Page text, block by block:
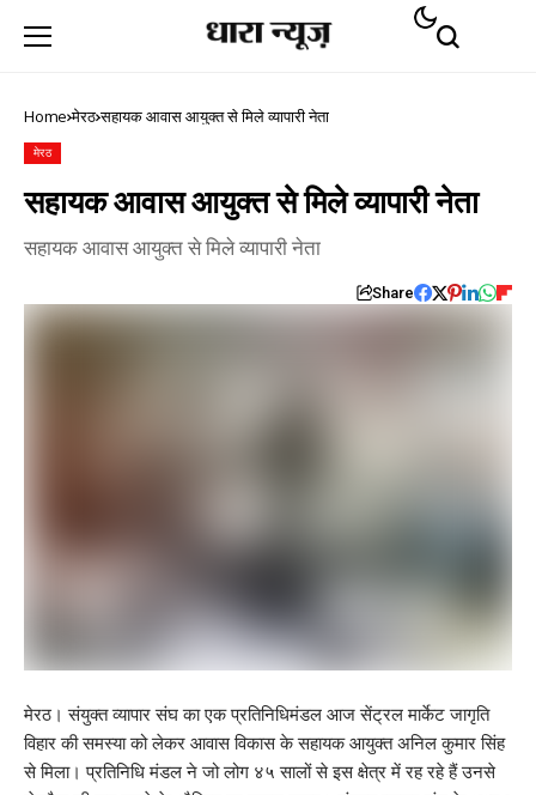
Home मेरठ सहायक आवास आयुक्त से मिले व्यापारी नेता
मेरठ
सहायक आवास आयुक्त से मिले व्यापारी नेता
सहायक आवास आयुक्त से मिले व्यापारी नेता
Share
मेरठ। संयुक्त व्यापार संघ का एक प्रतिनिधिमंडल आज सेंट्रल मार्केट जागृति
विहार की समस्या को लेकर आवास विकास के सहायक आयुक्त अनिल कुमार सिंह
से मिला। प्रतिनिधि मंडल ने जो लोग ४५ सालों से इस क्षेत्र में रह रहे हैं उनसे